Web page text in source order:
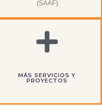
(SAAF)
MÁS SERVICIOS Y
PROYECTOS